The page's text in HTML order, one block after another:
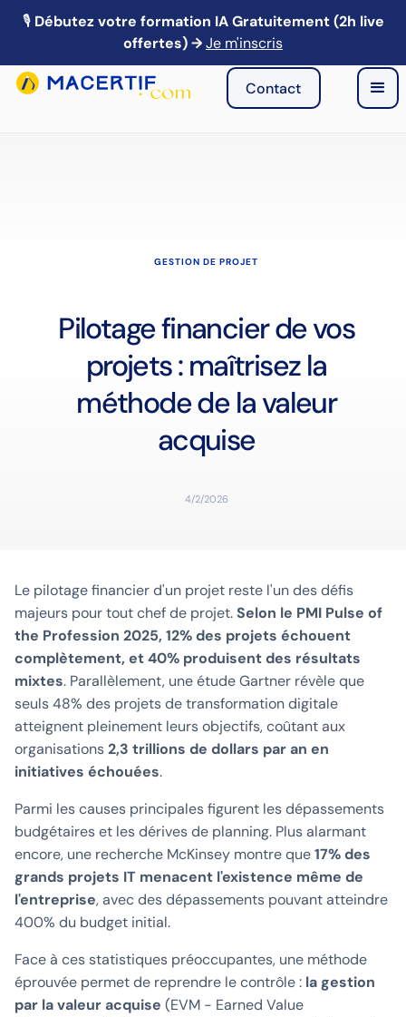
🎙️ Webinaire IA : Mardi 21 avril à 13h → Je m'inscris
Contact
GESTION DE PROJET
Pilotage financier de vos
projets : maîtrisez la
méthode de la valeur
acquise
4/2/2026
Le pilotage financier d'un projet reste l'un des défis
majeurs pour tout chef de projet.Selon le PMI Pulse of
the Profession 2025, 12% des projets échouent
complètement, et 40% produisent des résultats
mixtes. Parallèlement, une étude Gartner révèle que
seuls 48% des projets de transformation digitale
atteignent pleinement leurs objectifs, coûtant aux
organisations2,3 trillions de dollars par an en
initiatives échouées.
Parmi les causes principales figurent les dépassements
budgétaires et les dérives de planning. Plus alarmant
encore, une recherche McKinsey montre que17% des
grands projets IT menacent l'existence même de
l'entreprise, avec des dépassements pouvant atteindre
400% du budget initial.
Face à ces statistiques préoccupantes, une méthode
éprouvée permet de reprendre le contrôle : la gestion
par la valeur acquise (EVM - Earned Value
🎙️ Débutez votre formation IA Gratuitement (2h live
offertes) →Je m'inscris